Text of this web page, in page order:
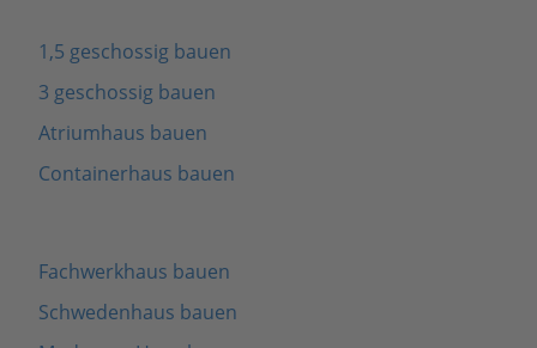
1,5 geschossig bauen
3 geschossig bauen
Atriumhaus bauen
Containerhaus bauen
Fachwerkhaus bauen
Schwedenhaus bauen